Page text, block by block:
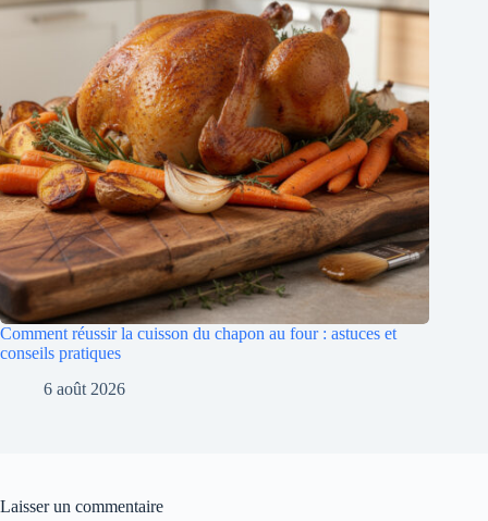
Comment réussir la cuisson du chapon au four : astuces et
conseils pratiques
6 août 2026
Laisser un commentaire